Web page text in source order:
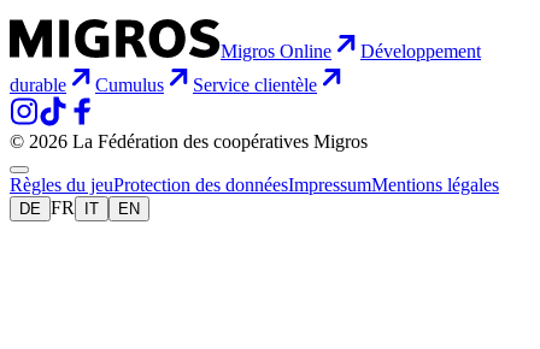
Migros Online
Développement
durable
Cumulus Service clientèle
© 2026 La Fédération des coopératives Migros
Règles du jeuProtection des donnéesImpressumMentions légales
DE FR IT EN